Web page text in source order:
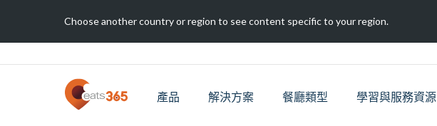
Choose another country or region to see content specific to your region.
產品 解決方案 餐廳類型 學習與服務資源